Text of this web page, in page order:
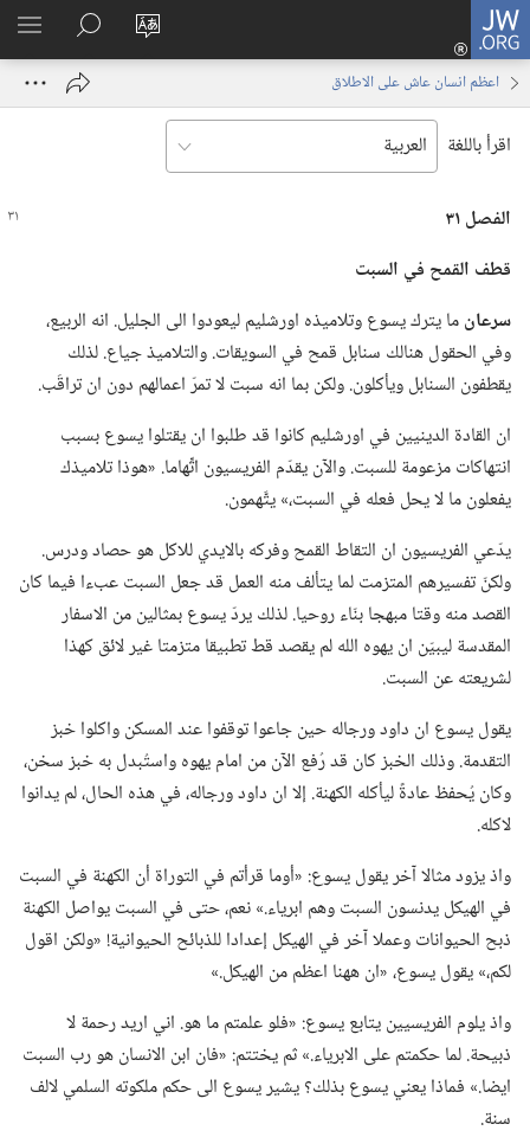
JW.ORG
تغيير
الموقع
تسجيل
الدخول
نافذة
البحث
في
JW.‎ORG
اعظم انسان عاش على الاطلاق
اقرأ باللغة
الفصل ٣١
قطف القمح في السبت
سرعانما يترك يسوع وتلاميذه اورشليم ليعودوا الى الجليل.‏ انه الربيع،‏
وفي الحقول هنالك سنابل قمح في السويقات.‏ والتلاميذ جياع.‏ لذلك
يقطفون السنابل ويأكلون.‏ ولكن بما انه سبت لا تمرّ اعمالهم دون ان تراقَب.‏
ان القادة الدينيين في اورشليم كانوا قد طلبوا ان يقتلوا يسوع بسبب
انتهاكات مزعومة للسبت.‏ والآن يقدّم الفريسيون اتِّهاما.‏ «هوذا تلاميذك
يفعلون ما لا يحل فعله في السبت،‏» يتَّهمون.‏
يدّعي الفريسيون ان التقاط القمح وفركه بالايدي للاكل هو حصاد ودرس.‏
ولكنّ تفسيرهم المتزمت لما يتألف منه العمل قد جعل السبت عبءا فيما كان
القصد منه وقتا مبهجا بنّاء روحيا.‏ لذلك يردّ يسوع بمثالين من الاسفار
المقدسة ليبيّن ان يهوه الله لم يقصد قط تطبيقا متزمتا غير لائق كهذا
لشريعته عن السبت.‏
يقول يسوع ان داود ورجاله حين جاعوا توقفوا عند المسكن واكلوا خبز
التقدمة.‏ وذلك الخبز كان قد رُفع الآن من امام يهوه واستُبدل به خبز سخن،‏
وكان يُحفظ عادةً ليأكله الكهنة.‏ إلا ان داود ورجاله،‏ في هذه الحال،‏ لم يدانوا
لاكله.‏
واذ يزود مثالا آخر يقول يسوع:‏ «أوما قرأتم في التوراة أن الكهنة في السبت
في الهيكل يدنسون السبت وهم ابرياء.‏» نعم،‏ حتى في السبت يواصل الكهنة
ذبح الحيوانات وعملا آخر في الهيكل إعدادا للذبائح الحيوانية!‏ «ولكن اقول
لكم،‏» يقول يسوع،‏ «ان ههنا اعظم من الهيكل.‏»‏
واذ يلوم الفريسيين يتابع يسوع:‏ «فلو علمتم ما هو.‏ اني اريد رحمة لا
ذبيحة.‏ لما حكمتم على الابرياء.‏» ثم يختتم:‏ «فان ابن الانسان هو رب السبت
ايضا.‏» فماذا يعني يسوع بذلك؟‏ يشير يسوع الى حكم ملكوته السلمي لالف
سنة.‏